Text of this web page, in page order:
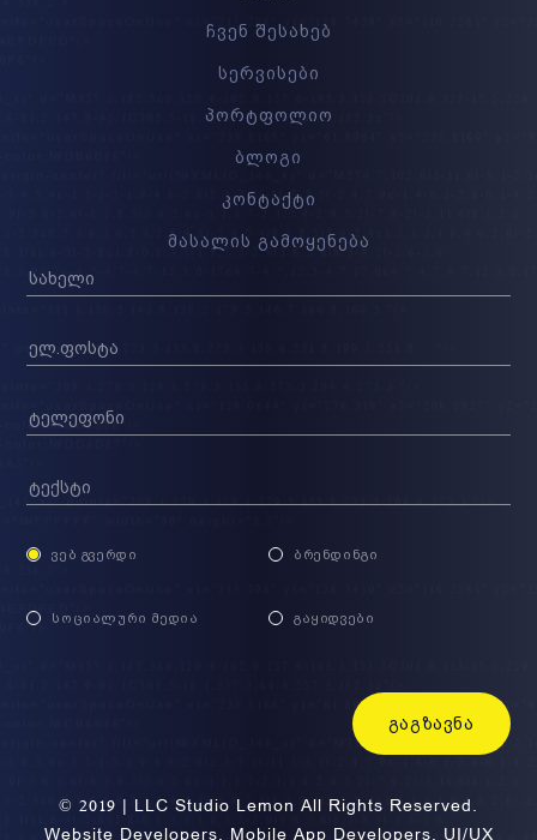
ჩვენ შესახებ
სერვისები
პორტფოლიო
ბლოგი
კონტაქტი
მასალის გამოყენება
ᲕᲔᲑ ᲒᲕᲔᲠᲓᲘ ᲑᲠᲔᲜᲓᲘᲜᲒᲘ
ᲡᲝᲪᲘᲐᲚᲣᲠᲘ ᲛᲔᲓᲘᲐ ᲒᲐᲧᲘᲓᲕᲔᲑᲘ
ᲒᲐᲒᲖᲐᲕᲜᲐ
© 2019 | LLC Studio Lemon All Rights Reserved.
Website Developers. Mobile App Developers. UI/UX